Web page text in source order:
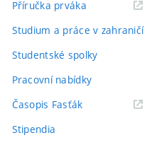
Příručka prváka(externí
Studium a práce v zahraničí
Studentské spolky
Pracovní nabídky
Časopis Fasťák(externí
Stipendia